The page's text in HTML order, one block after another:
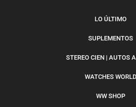
LO ÚLTIMO
SUPLEMENTOS
STEREO CIEN | AUTOS
WATCHES WORLD
WW SHOP